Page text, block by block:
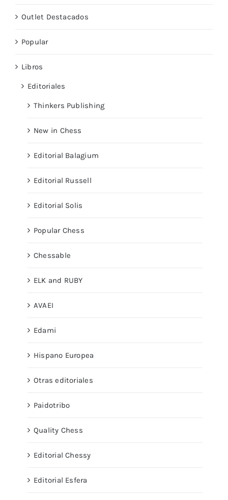
Outlet Destacados
Popular
Libros
Editoriales
Thinkers Publishing
New in Chess
Editorial Balagium
Editorial Russell
Editorial Solis
Popular Chess
Chessable
ELK and RUBY
AVAEI
Edami
Hispano Europea
Otras editoriales
Paidotribo
Quality Chess
Editorial Chessy
Editorial Esfera